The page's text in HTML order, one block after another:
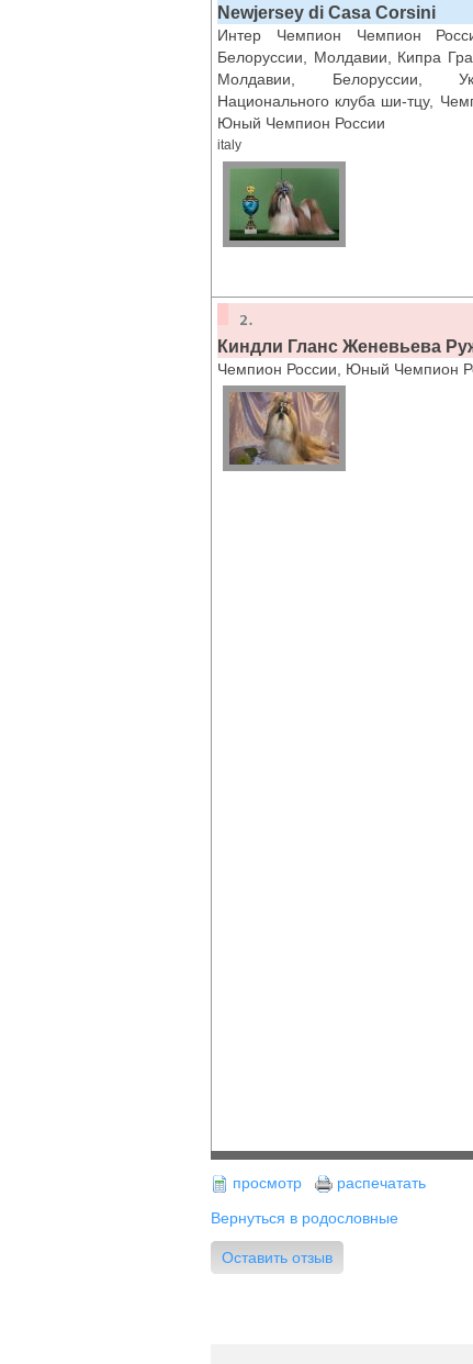
Newjersey di Casa Corsini
Интер Чемпион Чемпион
Белоруссии, Молдавии, Кипра
Молдавии, Белоруссии,
Национального клуба ши-тцу,
Юный Чемпион России
italy
Киндли Гланс Женевьева
Чемпион России, Юный Чемпион
просмотр
распечатать
Вернуться в родословные
Оставить отзыв